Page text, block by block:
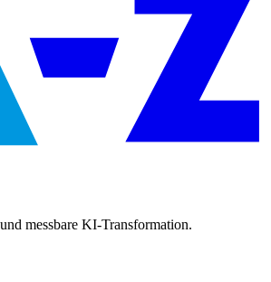
messbare KI-Transformation.